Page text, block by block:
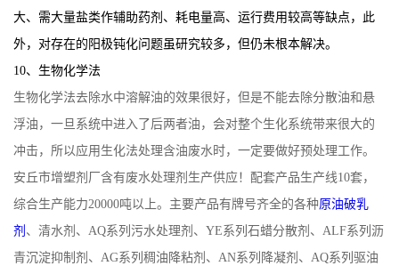
大、需大量盐类作辅助药剂、耗电量高、运行费用较高等缺点，此
外，对存在的阳极钝化问题虽研究较多，但仍未根本解决。
10、生物化学法
生物化学法去除水中溶解油的效果很好，但是不能去除分散油和悬
浮油，一旦系统中进入了后两者油，会对整个生化系统带来很大的
冲击，所以应用生化法处理含油废水时，一定要做好预处理工作。
安丘市增塑剂厂含有废水处理剂生产供应！配套产品生产线10套，
综合生产能力20000吨以上。主要产品有牌号齐全的各种原油破乳
剂 、清水剂、AQ系列污水处理剂、YE系列石蜡分散剂、ALF系列沥
青沉淀抑制剂、AG系列稠油降粘剂、AN系列降凝剂、AQ系列驱油